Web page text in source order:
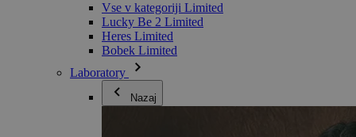
Vse v kategoriji Limited
Lucky Be 2 Limited
Heres Limited
Bobek Limited
Laboratory
Nazaj